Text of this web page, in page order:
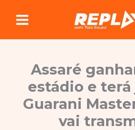
conteúdo
Assaré
estádio e
Guarani
vai